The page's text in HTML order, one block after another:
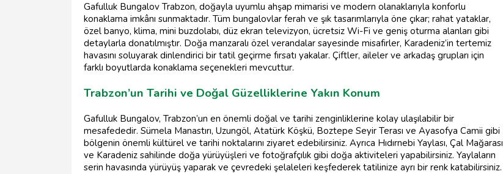
Gafulluk Bungalov Trabzon, doğayla uyumlu ahşap mimarisi ve modern olanaklarıyla konforlu
konaklama imkânı sunmaktadır. Tüm bungalovlar ferah ve şık tasarımlarıyla öne çıkar; rahat yataklar,
özel banyo, klima, mini buzdolabı, düz ekran televizyon, ücretsiz Wi-Fi ve geniş oturma alanları gibi
detaylarla donatılmıştır. Doğa manzaralı özel verandalar sayesinde misafirler, Karadeniz’in tertemiz
havasını soluyarak dinlendirici bir tatil geçirme fırsatı yakalar. Çiftler, aileler ve arkadaş grupları için
farklı boyutlarda konaklama seçenekleri mevcuttur.
Trabzon’un Tarihi ve Doğal Güzelliklerine Yakın Konum
Gafulluk Bungalov, Trabzon’un en önemli doğal ve tarihi zenginliklerine kolay ulaşılabilir bir
mesafededir. Sümela Manastırı, Uzungöl, Atatürk Köşkü, Boztepe Seyir Terası ve Ayasofya Camii gibi
bölgenin önemli kültürel ve tarihi noktalarını ziyaret edebilirsiniz. Ayrıca Hıdırnebi Yaylası, Çal Mağarası
ve Karadeniz sahilinde doğa yürüyüşleri ve fotoğrafçılık gibi doğa aktiviteleri yapabilirsiniz. Yaylaların
serin havasında yürüyüş yaparak ve çevredeki şelaleleri keşfederek tatilinize ayrı bir renk katabilirsiniz.